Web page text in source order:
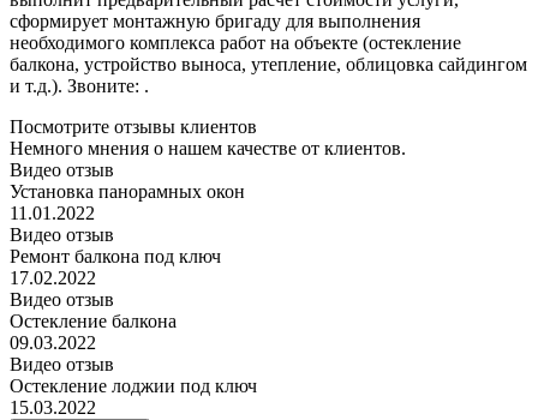
сформирует монтажную бригаду для выполнения
необходимого комплекса работ на объекте (остекление
балкона, устройство выноса, утепление, облицовка сайдингом
и т.д.). Звоните: .
Посмотрите отзывы клиентов
Немного мнения о нашем качестве от клиентов.
Видео отзыв
Установка панорамных окон
11.01.2022
Видео отзыв
Ремонт балкона под ключ
17.02.2022
Видео отзыв
Остекление балкона
09.03.2022
Видео отзыв
Остекление лоджии под ключ
15.03.2022